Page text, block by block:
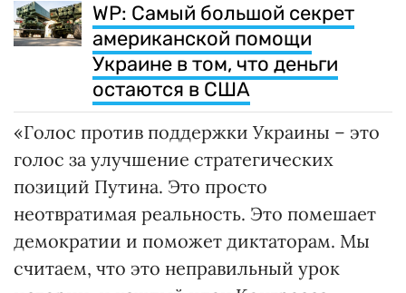
WP: Самый большой секрет
американской помощи
Украине в том, что деньги
остаются в США
«Голос против поддержки Украины – это
голос за улучшение стратегических
позиций Путина. Это просто
неотвратимая реальность. Это помешает
демократии и поможет диктаторам. Мы
считаем, что это неправильный урок